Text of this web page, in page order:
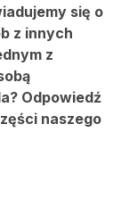
się o
z innych
z
Odpowiedź
naszego